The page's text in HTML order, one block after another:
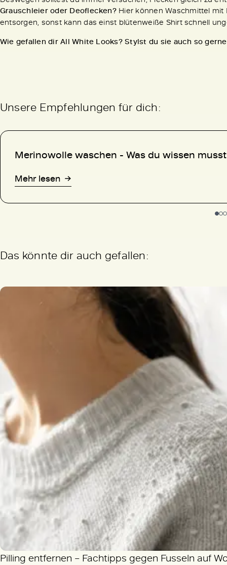
Grauschleier oder Deoflecken? Hier können Waschmittel
entsorgen, sonst kann das einst blütenweiße Shirt schnell
Wie gefallen dir All White Looks? Stylst du sie auch so
Unsere Empfehlungen für dich:
Merinowolle waschen - Was du wissen musst
Mehr lesen
Das könnte dir auch gefallen:
Pilling entfernen – Fachtipps gegen Fusseln auf